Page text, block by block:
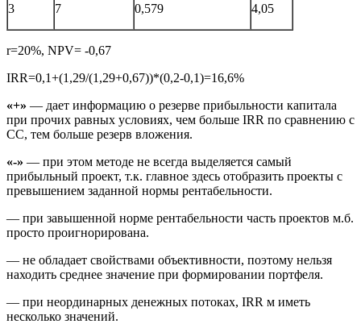
3 7 0,579 4,05
r=20%, NPV= -0,67
IRR=0,1+(1,29/(1,29+0,67))*(0,2-0,1)=16,6%
«+» — дает информацию о резерве прибыльности капитала
при прочих равных условиях, чем больше IRR по сравнению с
СС, тем больше резерв вложения.
«-» — при этом методе не всегда выделяется самый
прибыльный проект, т.к. главное здесь отобразить проекты с
превышением заданной нормы рентабельности.
— при завышенной норме рентабельности часть проектов м.б.
просто проигнорирована.
— не обладает свойствами объективности, поэтому нельзя
находить среднее значение при формировании портфеля.
— при неординарных денежных потоках, IRR м иметь
несколько значений.